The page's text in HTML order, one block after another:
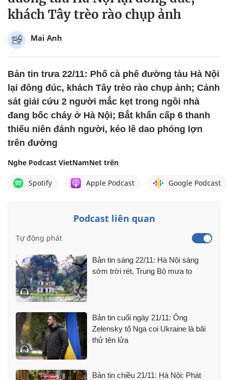
khách Tây trèo rào chụp ảnh
Mai Anh
Bản tin trưa 22/11: Phố cà phê đường tàu Hà Nội
lại đông đúc, khách Tây trèo rào chụp ảnh; Cảnh
sát giải cứu 2 người mắc kẹt trong ngôi nhà
đang bốc cháy ở Hà Nội; Bắt khẩn cấp 6 thanh
thiếu niên đánh người, kéo lê dao phóng lợn
trên đường
Podcast liên quan
Tự động phát
Bản tin sáng 22/11: Hà Nội sáng
sớm trời rét, Trung Bộ mưa to
Bản tin cuối ngày 21/11: Ông
Zelensky tố Nga coi Ukraine là bãi
thử tên lửa
Bản tin chiều 21/11: Hà Nội: Phát
Nghe Podcast VietNamNet trên
Spotify Apple Podcast Google Podcast